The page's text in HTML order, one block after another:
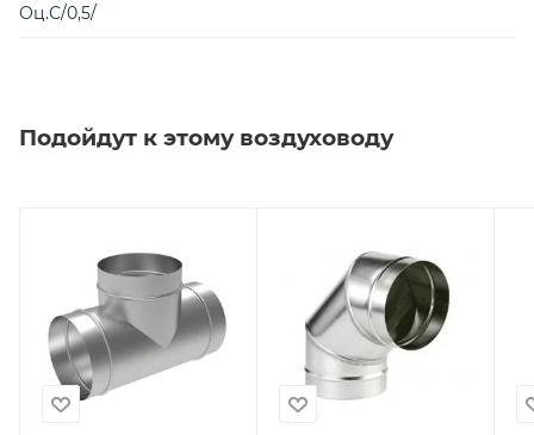
Оц.С/0,5/
Подойдут к этому воздуховоду